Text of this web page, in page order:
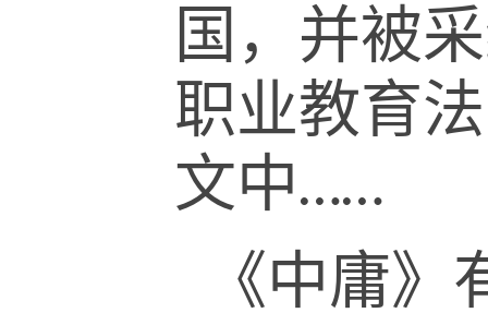
国，并被
职业教育
文中……
《中庸》